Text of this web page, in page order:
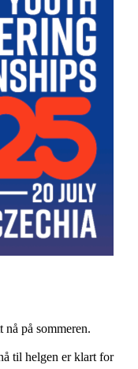
nå på sommeren.
til helgen er klart for